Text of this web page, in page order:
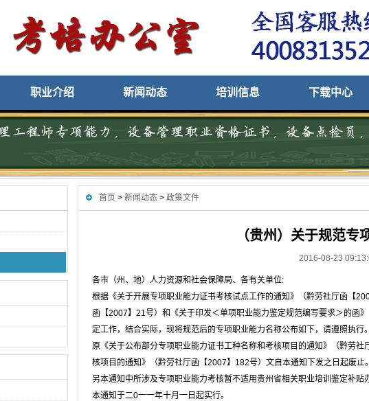
职业介绍 新闻动态 培训信息 下载中心
首页 > 新闻动态 > 政策文件
（贵州）关于规范专
2016-08-23
各市（州、地）人力资源和社会保障局、各有关单位:
根据《关于开展专项职业能力证书考核试点工作的通知》（黔劳社厅函【
函【2007】21号）和《关于印发＜单项职业能力鉴定规范编写要求＞的函
定工作，结合实际，现将规范后的专项职业能力名称公布如下，请遵照执行。
原《关于公布部分专项职业能力证书工种名称和考核项目的通知》（黔劳
核项目的通知》（黔劳社厅函【2007】182号）文自本通知下发之日起废止。
另本通知中所涉及专项职业能力考核暂不适用贵州省相关职业培训鉴定补贴
本通知于二0一一年十月一日起实行。